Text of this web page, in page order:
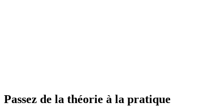
Passez de la théorie à la pratique